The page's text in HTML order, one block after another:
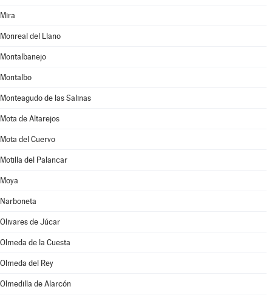
Mira
Monreal del Llano
Montalbanejo
Montalbo
Monteagudo de las Salinas
Mota de Altarejos
Mota del Cuervo
Motilla del Palancar
Moya
Narboneta
Olivares de Júcar
Olmeda de la Cuesta
Olmeda del Rey
Olmedilla de Alarcón